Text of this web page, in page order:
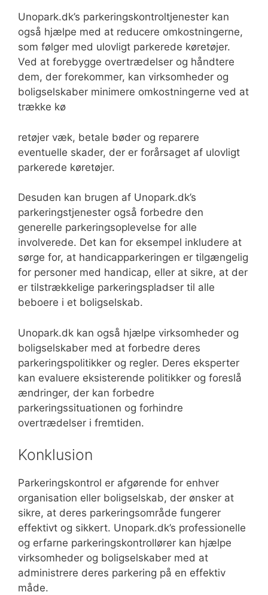
Unopark.dk’s parkeringskontroltjenester kan
også hjælpe med at reducere omkostningerne,
som følger med ulovligt parkerede køretøjer.
Ved at forebygge overtrædelser og håndtere
dem, der forekommer, kan virksomheder og
boligselskaber minimere omkostningerne ved at
trække kø
retøjer væk, betale bøder og reparere
eventuelle skader, der er forårsaget af ulovligt
parkerede køretøjer.
Desuden kan brugen af Unopark.dk’s
parkeringstjenester også forbedre den
generelle parkeringsoplevelse for alle
involverede. Det kan for eksempel inkludere at
sørge for, at handicapparkeringen er tilgængelig
for personer med handicap, eller at sikre, at der
er tilstrækkelige parkeringspladser til alle
beboere i et boligselskab.
Unopark.dk kan også hjælpe virksomheder og
boligselskaber med at forbedre deres
parkeringspolitikker og regler. Deres eksperter
kan evaluere eksisterende politikker og foreslå
ændringer, der kan forbedre
parkeringssituationen og forhindre
overtrædelser i fremtiden.
Konklusion
Parkeringskontrol er afgørende for enhver
organisation eller boligselskab, der ønsker at
sikre, at deres parkeringsområde fungerer
effektivt og sikkert. Unopark.dk’s professionelle
og erfarne parkeringskontrollører kan hjælpe
virksomheder og boligselskaber med at
administrere deres parkering på en effektiv
måde.